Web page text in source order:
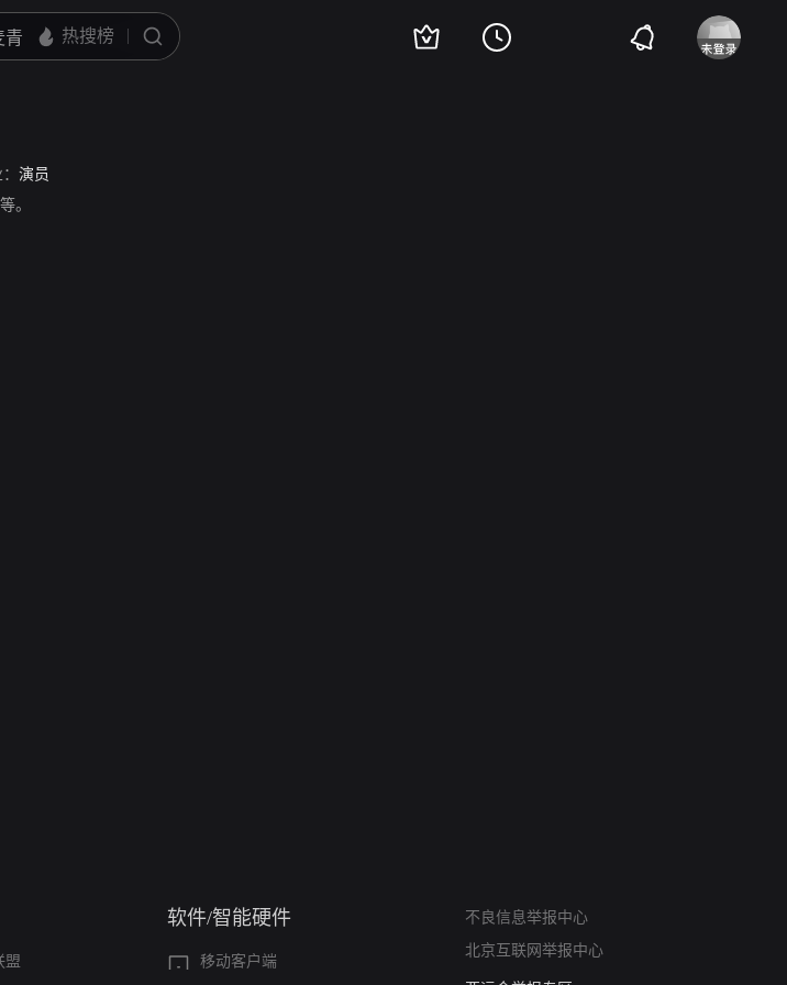
演员
。
盟
软件/智能硬件
移动客户端
不良信息举报中心
北京互联网举报中心
算法推荐专项举报